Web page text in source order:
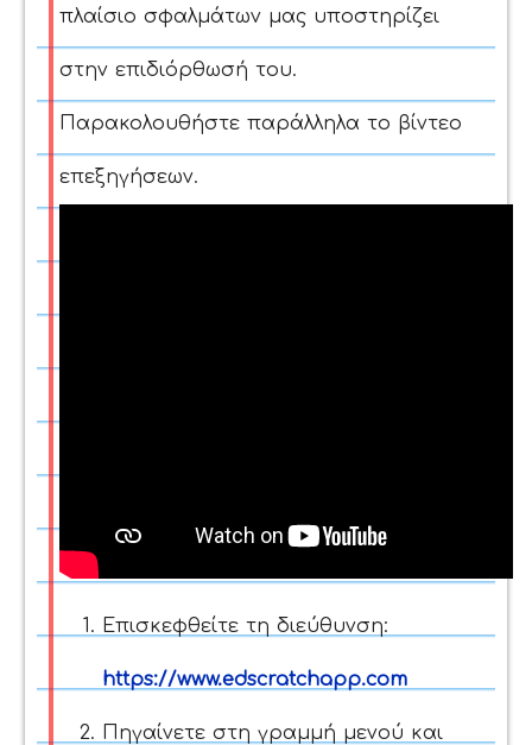
πλαίσιο σφαλμάτων μας υποστηρίζει
στην επιδιόρθωσή του.
Παρακολουθήστε παράλληλα το βίντεο
επεξηγήσεων.
Επισκεφθείτε τη διεύθυνση:
https://www.edscratchapp.com
Πηγαίνετε στη γραμμή μενού και